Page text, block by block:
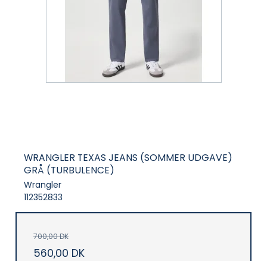
WRANGLER TEXAS JEANS (SOMMER UDGAVE)
GRÅ (TURBULENCE)
Wrangler
112352833
700,00 DK
560,00 DK